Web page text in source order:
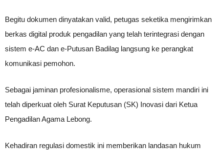
Begitu dokumen dinyatakan valid, petugas seketika mengirimkan
berkas digital produk pengadilan yang telah terintegrasi dengan
sistem e-AC dan e-Putusan Badilag langsung ke perangkat
komunikasi pemohon.
Sebagai jaminan profesionalisme, operasional sistem mandiri ini
telah diperkuat oleh Surat Keputusan (SK) Inovasi dari Ketua
Pengadilan Agama Lebong.
Kehadiran regulasi domestik ini memberikan landasan hukum